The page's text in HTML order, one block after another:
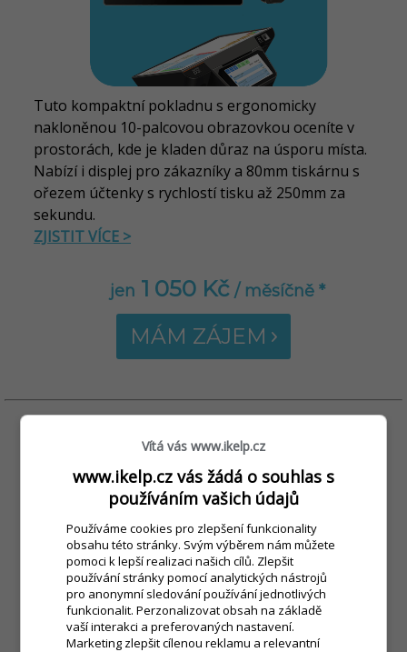
Tuto kompaktní pokladnu s ergonomicky
nakloněnou 10-palcovou obrazovkou oceníte v
prostorách, kde je kladen důraz na úsporu místa.
Nabízí i displej pro zákazníky a 80mm tiskárnu s
ořezem účtenky s rychlostí tisku až 250mm za
sekundu.
ZJISTIT VÍCE >
jen 1 050 Kč/ měsíčně *
MÁM ZÁJEM
SWAN ALL-IN-ONE 15"
Vítá vás www.ikelp.cz
www.ikelp.cz vás žádá o souhlas s
používáním vašich údajů
Používáme cookies pro zlepšení funkcionality
obsahu této stránky. Svým výběrem nám můžete
pomoci k lepší realizaci našich cílů. Zlepšit
používání stránky pomocí analytických nástrojů
pro anonymní sledování používání jednotlivých
funkcionalit. Perzonalizovat obsah na základě
vaší interakci a preferovaných nastavení.
Marketing zlepšit cílenou reklamu a relevantní